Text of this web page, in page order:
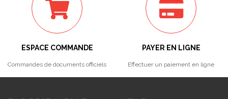
ESPACE COMMANDE
Commandes de documents officiels
PAYER EN LIGNE
Effectuer un paiement en ligne